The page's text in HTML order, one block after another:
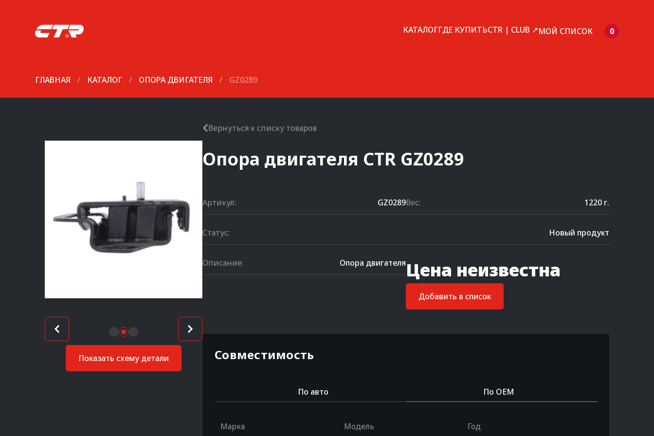
КАТАЛОГГДЕ КУПИТЬCTR | CLUB ↗МОЙ СПИСОК 0
ГЛАВНАЯ / КАТАЛОГ / ОПОРА ДВИГАТЕЛЯ / GZ0289
Показать схему детали
Вернуться к списку товаров
Опора двигателя CTR GZ0289
Артикул: GZ0289Вес: 1220 г.
Статус: Новый продукт
Описание: Опора двигателяЦена неизвестна
Добавить в список
Совместимость
По авто По OEM
Марка Модель Год